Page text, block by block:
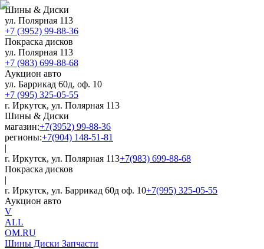
Шины & Диски
ул. Полярная 113
+7 (3952) 99-88-36
Покраска дисков
ул. Полярная 113
+7 (983) 699-88-68
Аукцион авто
ул. Баррикад 60д, оф. 10
+7 (995) 325-05-55
г. Иркутск, ул. Полярная 113
Шины & Диски
магазин:+7(3952) 99-88-36
регионы:+7(904) 148-51-81
|
г. Иркутск, ул. Полярная 113+7(983) 699-88-68
Покраска дисков
|
г. Иркутск, ул. Баррикад 60д оф. 10+7(995) 325-05-55
Аукцион авто
V
ALL
OM.RU
Шины Диски Запчасти